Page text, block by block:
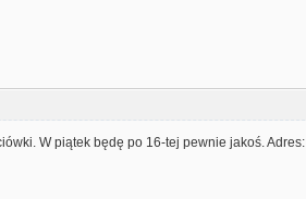
W piątek będę po 16-tej pewnie jakoś. Adres: